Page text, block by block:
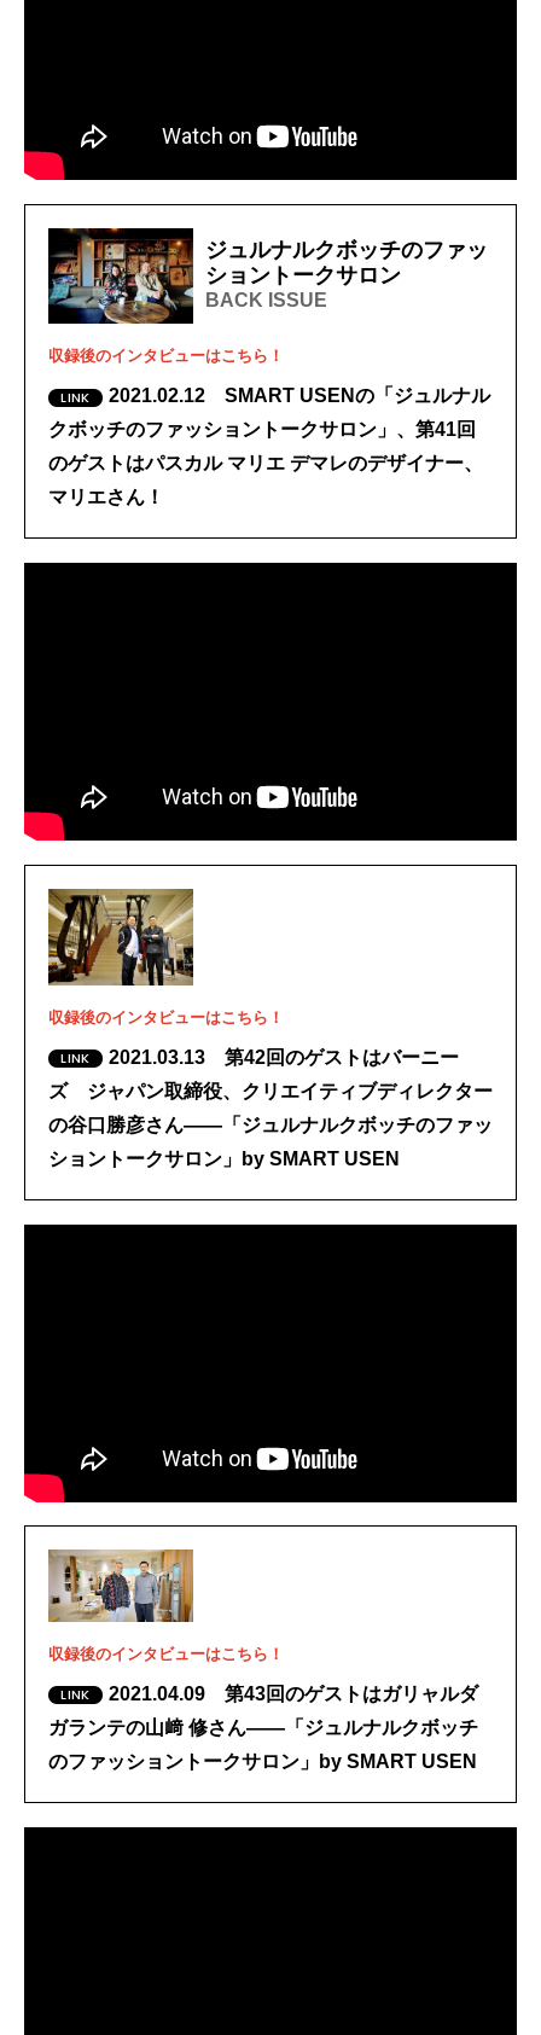
ジュルナルクボッチのファッ
ショントークサロン
BACK ISSUE
収録後のインタビューはこちら！
2021.02.12 SMART USENの「ジュルナル
クボッチのファッショントークサロン」、第41回
のゲストはパスカル マリエ デマレのデザイナー、
マリエさん！
収録後のインタビューはこちら！
2021.03.13 第42回のゲストはバーニー
ズ ジャパン取締役、クリエイティブディレクター
の谷口勝彦さん――「ジュルナルクボッチのファッ
ショントークサロン」by SMART USEN
収録後のインタビューはこちら！
2021.04.09 第43回のゲストはガリャルダ
ガランテの山﨑 修さん――「ジュルナルクボッチ
のファッショントークサロン」by SMART USEN